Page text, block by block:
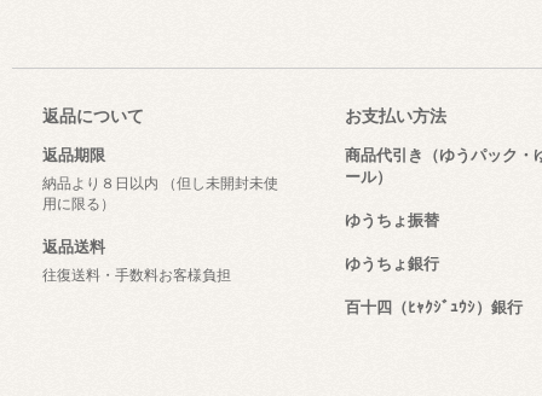
返品について
返品期限
納品より８日以内 （但し未開封未使
用に限る）
返品送料
往復送料・手数料お客様負担
お支払い方法
商品代引き（ゆうパック・
ール）
ゆうちょ振替
ゆうちょ銀行
百十四（ﾋｬｸｼﾞｭｳｼ）銀行